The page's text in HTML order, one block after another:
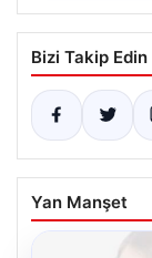
Bizi Takip Edin
Yan Manşet